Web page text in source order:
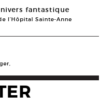
fantastique
l’Hôpital Sainte-Anne